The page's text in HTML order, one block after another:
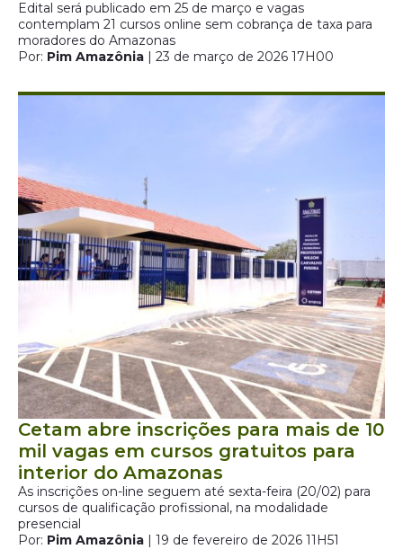
Edital será publicado em 25 de março e vagas
contemplam 21 cursos online sem cobrança de taxa para
moradores do Amazonas
Por: Pim Amazônia | 23 de março de 2026 17H00
Cetam abre inscrições para mais de 10
mil vagas em cursos gratuitos para
interior do Amazonas
As inscrições on-line seguem até sexta-feira (20/02) para
cursos de qualificação profissional, na modalidade
presencial
Por: Pim Amazônia | 19 de fevereiro de 2026 11H51